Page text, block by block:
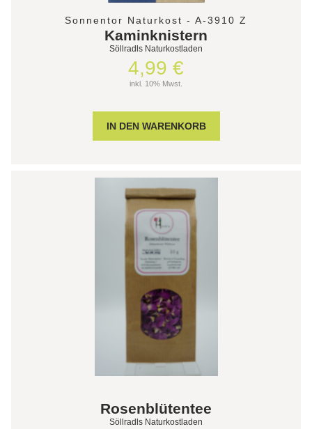
Sonnentor Naturkost - A-3910 Z
Kaminknistern
Söllradls Naturkostladen
4,99 €
inkl. 10% Mwst.
Rosenblütentee
Söllradls Naturkostladen